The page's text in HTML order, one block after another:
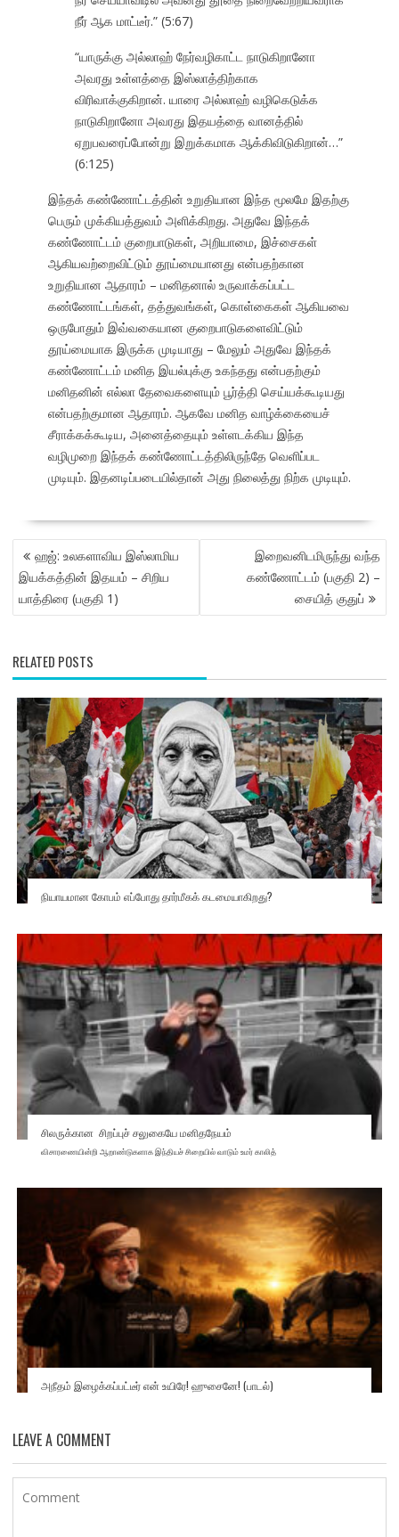
நீர் ஆக மாட்டீர்.” (5:67)
“யாருக்கு அல்லாஹ் நேர்வழிகாட்ட நாடுகிறானோ
அவரது உள்ளத்தை இஸ்லாத்திற்காக
விரிவாக்குகிறான். யாரை அல்லாஹ் வழிகெடுக்க
நாடுகிறானோ அவரது இதயத்தை வானத்தில்
ஏறுபவரைப்போன்று இறுக்கமாக ஆக்கிவிடுகிறான்…”
(6:125)
இந்தக் கண்ணோட்டத்தின் உறுதியான இந்த மூலமே இதற்கு
பெரும் முக்கியத்துவம் அளிக்கிறது. அதுவே இந்தக்
கண்ணோட்டம் குறைபாடுகள், அறியாமை, இச்சைகள்
ஆகியவற்றைவிட்டும் தூய்மையானது என்பதற்கான
உறுதியான ஆதாரம் – மனிதனால் உருவாக்கப்பட்ட
கண்ணோட்டங்கள், தத்துவங்கள், கொள்கைகள் ஆகியவை
ஒருபோதும் இவ்வகையான குறைபாடுகளைவிட்டும்
தூய்மையாக இருக்க முடியாது – மேலும் அதுவே இந்தக்
கண்ணோட்டம் மனித இயல்புக்கு உகந்தது என்பதற்கும்
மனிதனின் எல்லா தேவைகளையும் பூர்த்தி செய்யக்கூடியது
என்பதற்குமான ஆதாரம். ஆகவே மனித வாழ்க்கையைச்
சீராக்கக்கூடிய, அனைத்தையும் உள்ளடக்கிய இந்த
வழிமுறை இந்தக் கண்ணோட்டத்திலிருந்தே வெளிப்பட
முடியும். இதனடிப்படையில்தான் அது நிலைத்து நிற்க முடியும்.
POST
NAVIGATION
ஹஜ்: உலகளாவிய இஸ்லாமிய
இயக்கத்தின் இதயம் – சிறிய
யாத்திரை (பகுதி 1)
இறைவனிடமிருந்து வந்த
கண்ணோட்டம் (பகுதி 2) –
சையித் குதுப்
RELATED POSTS
நியாயமான கோபம் எப்போது தார்மீகக் கடமையாகிறது?
சிலருக்கான சிறப்புச் சலுகையே மனிதநேயம்
விசாரணையின்றி ஆறாண்டுகளாக இந்தியச் சிறையில் வாடும் உமர் காலித்
அநீதம் இழைக்கப்பட்டீர் என் உயிரே! ஹுசைனே! (பாடல்)
LEAVE A COMMENT